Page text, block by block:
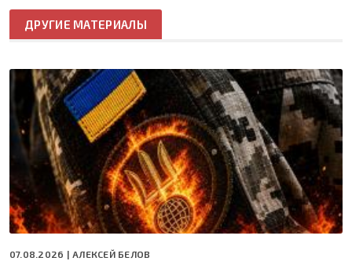
ДРУГИЕ МАТЕРИАЛЫ
07.08.2026 |АЛЕКСЕЙ БЕЛОВ